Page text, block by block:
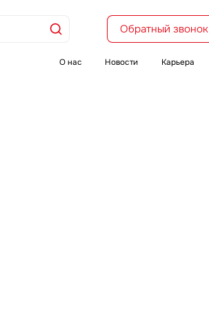
Обратный звонок
О нас Новости Карьера